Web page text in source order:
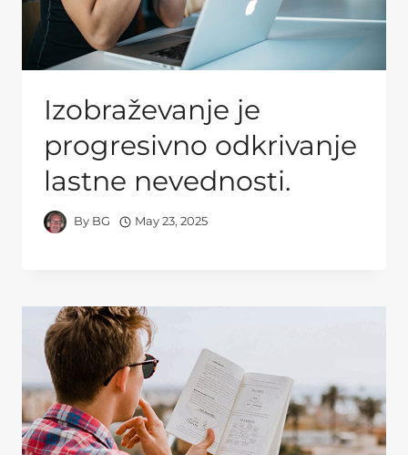
Izobraževanje je
progresivno odkrivanje
lastne nevednosti.
By BG May 23, 2025